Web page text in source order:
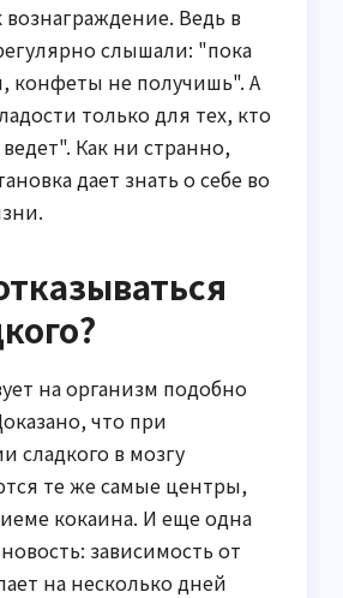
вознаграждение. Ведь в
слышали: "пока
конфеты не получишь". А
только для тех, кто
Как ни странно,
дает знать о себе во
на организм подобно
что при
сладкого в мозгу
те же самые центры,
кокаина. И еще одна
зависимость от
на несколько дней